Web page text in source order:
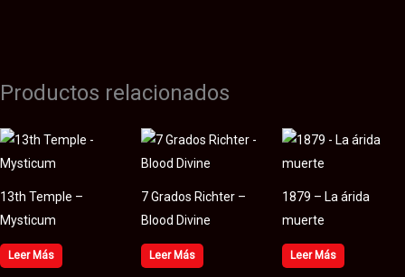
Productos relacionados
13th Temple –
Mysticum
Leer Más
7 Grados Richter –
Blood Divine
Leer Más
1879 – La árida
muerte
Leer Más